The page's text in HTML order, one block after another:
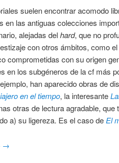
suelen encontrar acomodo
en las antiguas colecciones
alejadas delhard, que no
con otros ámbitos, como
comprometidas con su origen
en los subgéneros de la cf más
han aparecido obras de
en el tiempo, la interesante
otras de lectura agradable, que
a) su ligereza. Es el caso deEl
→